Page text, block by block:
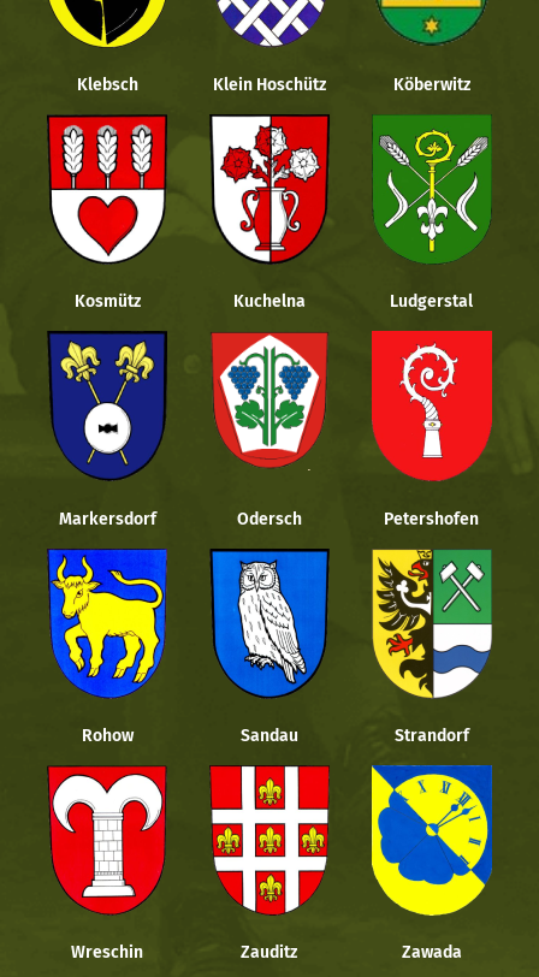
Klebsch Klein Hoschütz Köberwitz
Kosmütz Kuchelna Ludgerstal
Markersdorf Odersch Petershofen
Rohow Sandau Strandorf
Wreschin Zauditz Zawada